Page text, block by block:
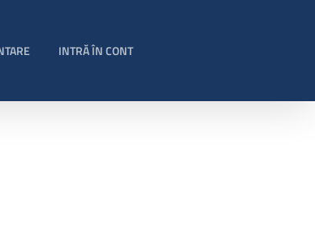
INTRĂ ÎN CONT